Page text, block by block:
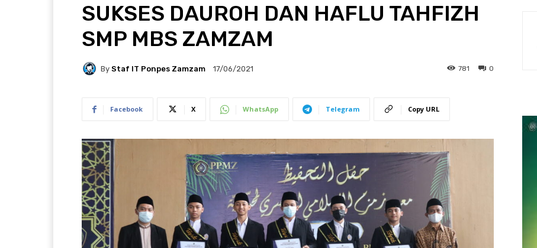
SUKSES DAUROH DAN HAFLU TAHFIZH
SMP MBS ZAMZAM
By Staf IT Ponpes Zamzam 17/06/2021 0
781
Facebook X WhatsApp Telegram Copy URL